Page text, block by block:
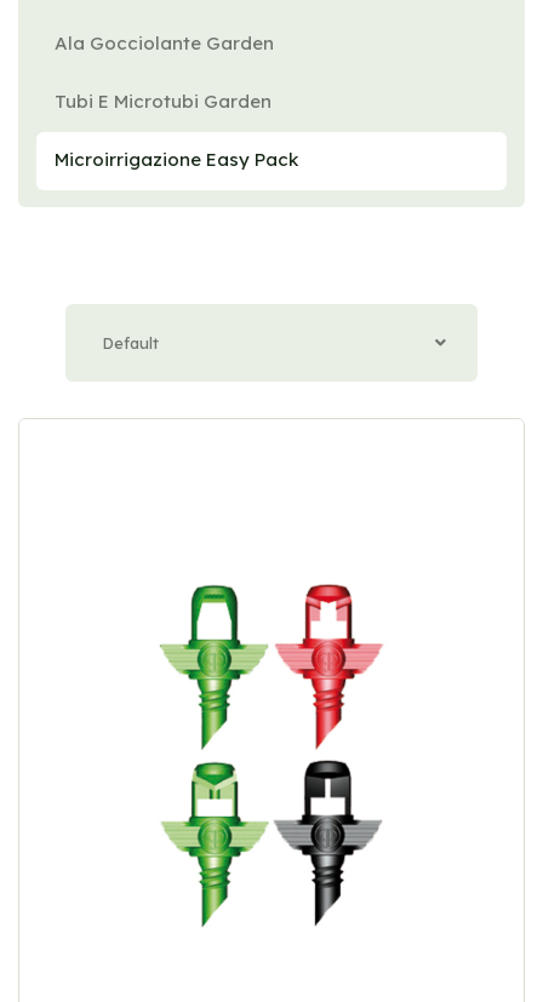
Ala Gocciolante Garden
Tubi E Microtubi Garden
Microirrigazione Easy Pack
Default